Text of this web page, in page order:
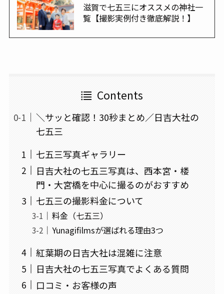
滋賀で七五三にオススメの神社一
覧【撮影実例付き徹底解説！】
Contents
＼サッと確認！30秒まとめ／日吉大社の
七五三
七五三写真ギャラリー
日吉大社の七五三写真は、西本宮・楼
門・大宮橋を中心に撮るのがおすすめ
七五三の撮影料金について
料金（七五三）
Yunagifilmsが選ばれる理由3つ
紅葉期の日吉大社は混雑に注意
日吉大社の七五三写真でよくある質問
口コミ・お客様の声